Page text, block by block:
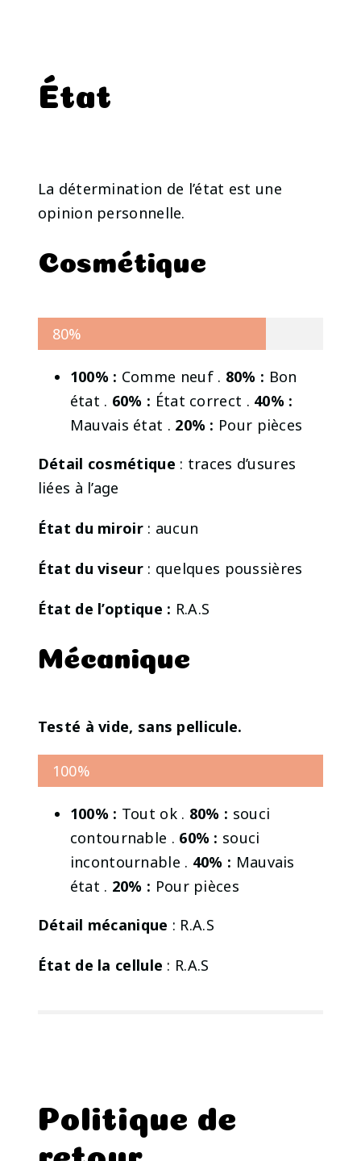
État
La détermination de l’état est une
opinion personnelle.
Cosmétique
80%
100% : Comme neuf . 80% : Bon
état . 60% : État correct . 40% :
Mauvais état . 20% : Pour pièces
Détail cosmétique : traces d’usures
liées à l’age
État du miroir: aucun
État du viseur: quelques poussières
État de l’optique : R.A.S
Mécanique
Testé à vide, sans pellicule.
100%
100% : Tout ok . 80% : souci
contournable . 60% : souci
incontournable . 40% : Mauvais
état . 20% : Pour pièces
Détail mécanique : R.A.S
État de la cellule : R.A.S
Politique de
retour